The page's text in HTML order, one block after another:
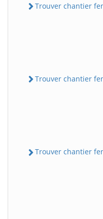
Trouver chantier
Trouver chantier
Trouver chantier